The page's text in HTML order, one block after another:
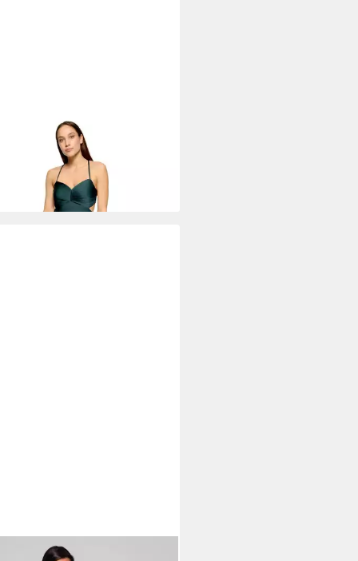
Cocktailkleid Damen
Cocktailkleid Schulterfreies